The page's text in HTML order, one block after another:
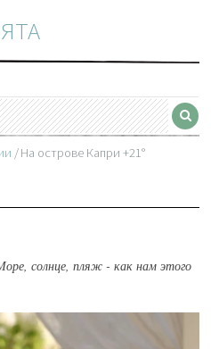
На острове Капри +21°
солнце, пляж - как нам этого